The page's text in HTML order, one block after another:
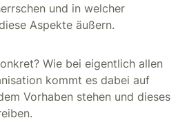
und in welcher
Aspekte äußern.
Wie bei eigentlich allen
kommt es dabei auf
Vorhaben stehen und dieses